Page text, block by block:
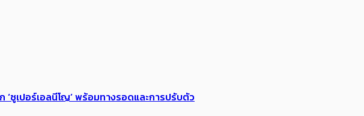
‘ซูเปอร์เอลนีโญ’ พร้อมทางรอดและการปรับตัว